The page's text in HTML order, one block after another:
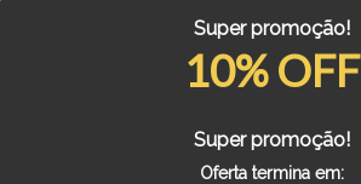
Super promoção!
10% OFF
Super promoção!
Oferta termina em: